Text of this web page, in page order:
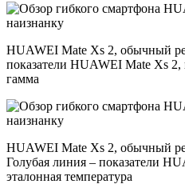
HUAWEI Mate Xs 2, обычный
показатели HUAWEI Mate Xs 2,
гамма
HUAWEI Mate Xs 2, обычный
Голубая линия – показатели
эталонная температура